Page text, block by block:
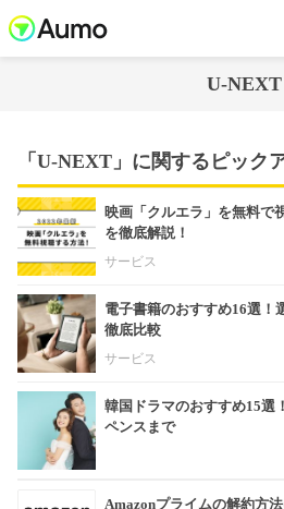
U-NEXT
「U-NEXT」に関するピック
映画「クルエラ」を無料で
を徹底解説！
サービス
電子書籍のおすすめ16選！
徹底比較
サービス
韓国ドラマのおすすめ15選
ペンスまで
Amazonプライムの解約方